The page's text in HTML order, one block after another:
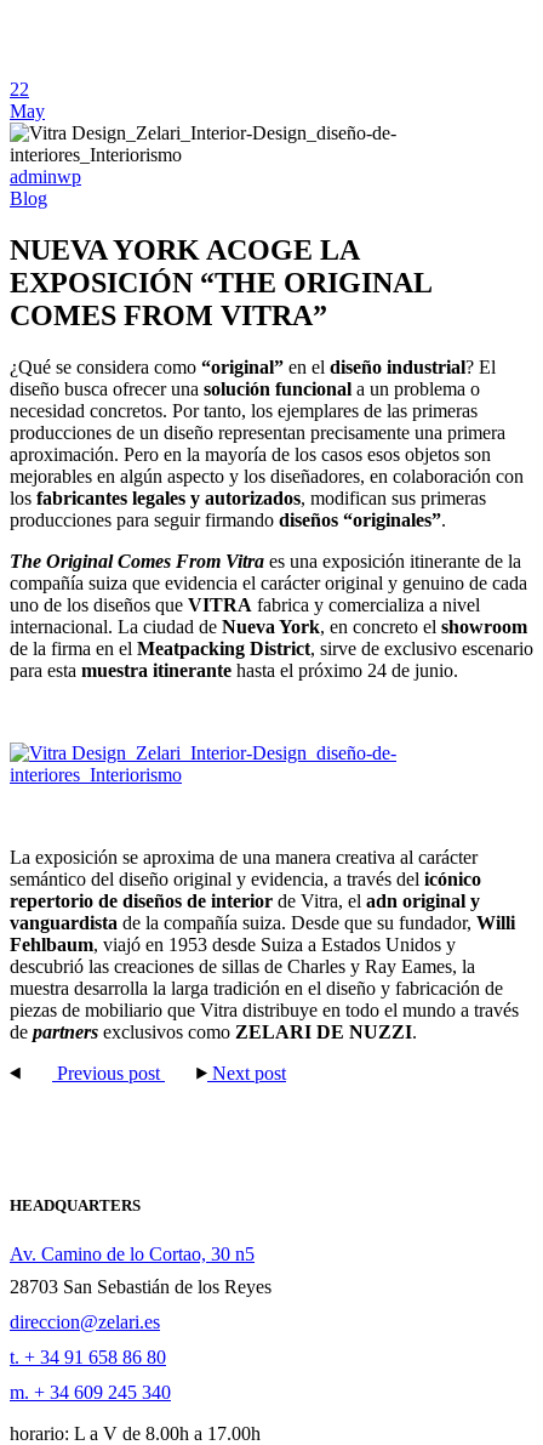
22
May
adminwp
Blog
NUEVA YORK ACOGE LA
EXPOSICIÓN “THE ORIGINAL
COMES FROM VITRA”
¿Qué se considera como “original” en el diseño industrial? El
diseño busca ofrecer una solución funcional a un problema o
necesidad concretos. Por tanto, los ejemplares de las primeras
producciones de un diseño representan precisamente una primera
aproximación. Pero en la mayoría de los casos esos objetos son
mejorables en algún aspecto y los diseñadores, en colaboración con
los fabricantes legales y autorizados, modifican sus primeras
producciones para seguir firmando diseños “originales”.
The Original Comes From Vitra es una exposición itinerante de la
compañía suiza que evidencia el carácter original y genuino de cada
uno de los diseños que VITRA fabrica y comercializa a nivel
internacional. La ciudad de Nueva York, en concreto el showroom
de la firma en el Meatpacking District, sirve de exclusivo escenario
para esta muestra itinerante hasta el próximo 24 de junio.
La exposición se aproxima de una manera creativa al carácter
semántico del diseño original y evidencia, a través del icónico
repertorio de diseños de interior de Vitra, el adn original y
vanguardista de la compañía suiza. Desde que su fundador, Willi
Fehlbaum, viajó en 1953 desde Suiza a Estados Unidos y
descubrió las creaciones de sillas de Charles y Ray Eames, la
muestra desarrolla la larga tradición en el diseño y fabricación de
piezas de mobiliario que Vitra distribuye en todo el mundo a través
de partners exclusivos como ZELARI DE NUZZI.
Previous post
Next post
HEADQUARTERS
Av. Camino de lo Cortao, 30 n5
28703 San Sebastián de los Reyes
direccion@zelari.es
t. + 34 91 658 86 80
m. + 34 609 245 340
horario: L a V de 8.00h a 17.00h